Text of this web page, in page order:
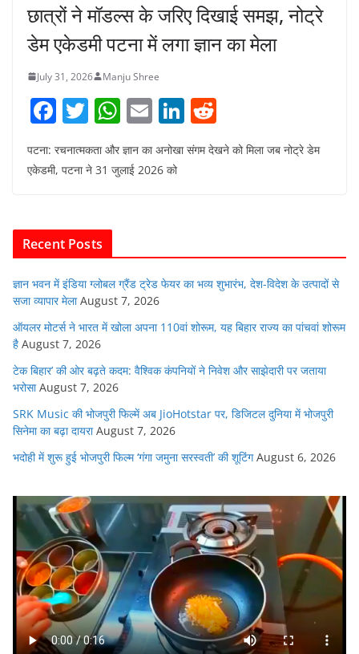
छात्रों ने मॉडल्स के जरिए दिखाई समझ, नोट्रे
डेम एकेडमी पटना में लगा ज्ञान का मेला
July 31, 2026 Manju Shree
F
c
o
o
k
T
itt
W
at
p
E
m
ai
Li
n
k
e
d
पटना: रचनात्मकता और ज्ञान का अनोखा संगम देखने को मिला जब नोट्रे डेम
एकेडमी, पटना ने 31 जुलाई 2026 को
Recent Posts
ज्ञान भवन में इंडिया ग्लोबल ग्रैंड ट्रेड फेयर का भव्य शुभारंभ, देश-विदेश के उत्पादों से
सजा व्यापार मेला August 7, 2026
ऑयलर मोटर्स ने भारत में खोला अपना 110वां शोरूम, यह बिहार राज्य का पांचवां शोरूम
है August 7, 2026
टेक बिहार’ की ओर बढ़ते कदम: वैश्विक कंपनियों ने निवेश और साझेदारी पर जताया
भरोसा August 7, 2026
SRK Music की भोजपुरी फिल्में अब JioHotstar पर, डिजिटल दुनिया में भोजपुरी
सिनेमा का बढ़ा दायरा August 7, 2026
भदोही में शुरू हुई भोजपुरी फिल्म ‘गंगा जमुना सरस्वती’ की शूटिंग August 6, 2026